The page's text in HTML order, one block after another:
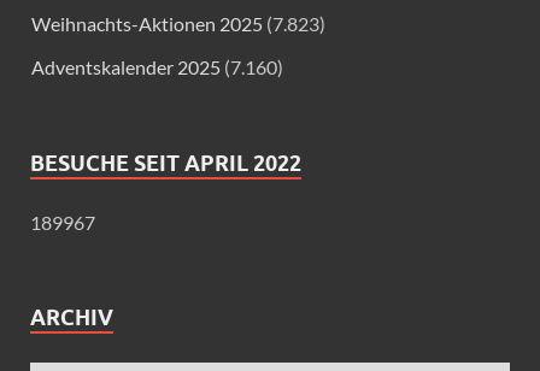
Weihnachts-Aktionen 2025 (7.823)
Adventskalender 2025 (7.160)
BESUCHE SEIT APRIL 2022
189967
ARCHIV